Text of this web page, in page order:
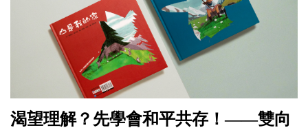
渴望理解？先學會和平共存！——雙向